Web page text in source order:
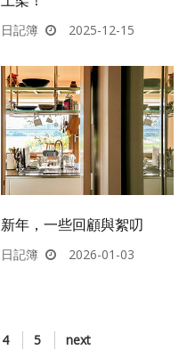
日記簿 2025-12-15
新年，一些回顧與絮叨
日記簿 2026-01-03
4 5 next